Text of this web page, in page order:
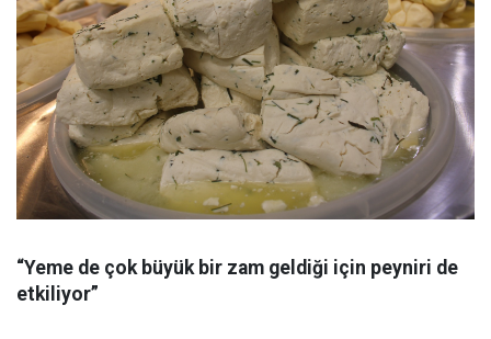
“Yeme de çok büyük bir zam geldiği için peyniri de
etkiliyor”